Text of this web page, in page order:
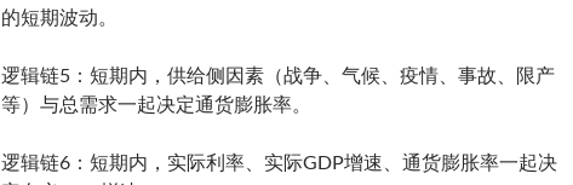
的短期波动。
逻辑链5：短期内，供给侧因素（战争、气候、疫情、事故、限产
等）与总需求一起决定通货膨胀率。
逻辑链6：短期内，实际利率、实际GDP增速、通货膨胀率一起决